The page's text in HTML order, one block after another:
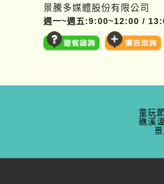
景騰多媒體股份有限公司
週一~週五:9:00~12:00 /
童玩
礁溪